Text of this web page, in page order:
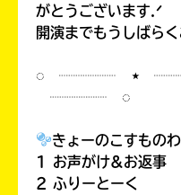
がとうございます.ᐟ
開演までもうしばらく
◌ ┈┈┈┈ ⋆
┈┈┈┈ ◌
きょーのこすものわ
1 お声がけ&お返事
2 ふりーとーく